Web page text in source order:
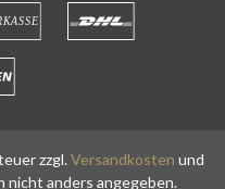
bei
Dank der
cm und 80x80
einfach auch mit
zzgl.Versandkosten und
nicht anders angegeben.